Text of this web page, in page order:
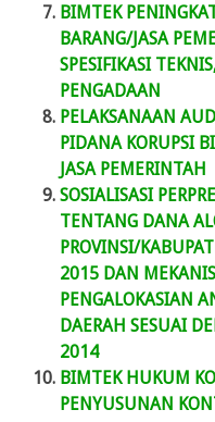
BIMTEK
BARANG/JASA
SPESIFIKASI
PENGADAAN
PELAKSANAAN
PIDANA KORUPSI
JASA PEMERINTAH
SOSIALISASI
TENTANG DANA
PROVINSI/
2015 DAN
PENGALOKASIAN
DAERAH SESUAI
2014
BIMTEK HUKUM
PENYUSUNAN